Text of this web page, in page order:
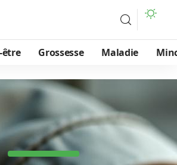
être Grossesse Maladie